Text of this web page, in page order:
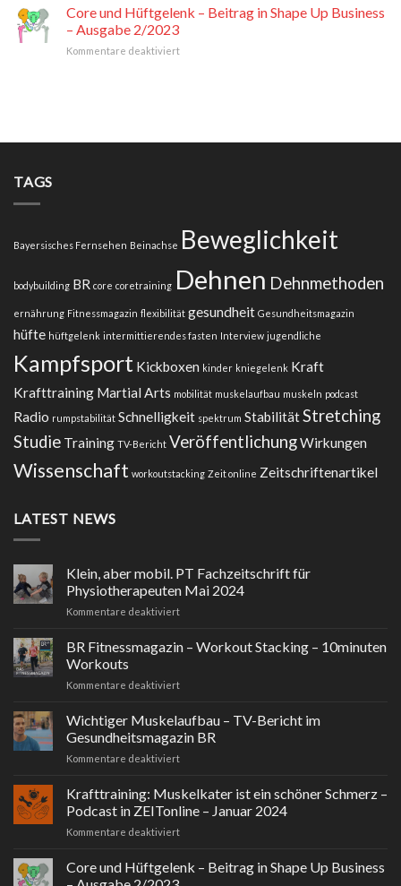
Gesundheitsmagazin
Muskelkater
schöner
–
Core und Hüftgelenk – Beitrag in Shape Up Business
– Ausgabe 2/2023
Kommentare deaktiviertfür
in
2/2023
TAGS
Bayersisches Fernsehen Beinachse Beweglichkeit
bodybuilding BR core coretraining Dehnen Dehnmethoden
ernährung Fitnessmagazin flexibilität gesundheit Gesundheitsmagazin
hüfte hüftgelenk intermittierendes fasten Interview jugendliche
Kampfsport Kickboxen kinder kniegelenk Kraft
Krafttraining Martial Arts mobilität muskelaufbau muskeln podcast
Radio rumpstabilität Schnelligkeit spektrum StabilitätStretching
Studie Training TV-Bericht VeröffentlichungWirkungen
Wissenschaft workoutstacking Zeit online Zeitschriftenartikel
LATEST NEWS
Klein, aber mobil. PT Fachzeitschrift für
Physiotherapeuten Mai 2024
Kommentare deaktiviertfür
aber
Fachzeitschrift
Physiotherapeuten
Mai
BR Fitnessmagazin – Workout Stacking – 10minuten
Workouts
Kommentare deaktiviertfür
Fitnessmagazin
Workout
Stacking
10minuten
Workouts
Wichtiger Muskelaufbau – TV-Bericht im
Gesundheitsmagazin BR
Kommentare deaktiviertfür
Muskelaufbau
TV-
Bericht
Gesundheitsmagazin
Krafttraining: Muskelkater ist ein schöner Schmerz –
Podcast in ZEITonline – Januar 2024
Kommentare deaktiviertfür
Muskelkater
Core und Hüftgelenk – Beitrag in Shape Up Business